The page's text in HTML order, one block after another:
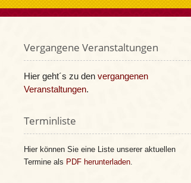
Vergangene Veranstaltungen
Hier geht´s zu den vergangenen
Veranstaltungen.
Terminliste
Hier können Sie eine Liste unserer aktuellen
Termine als PDF herunterladen.